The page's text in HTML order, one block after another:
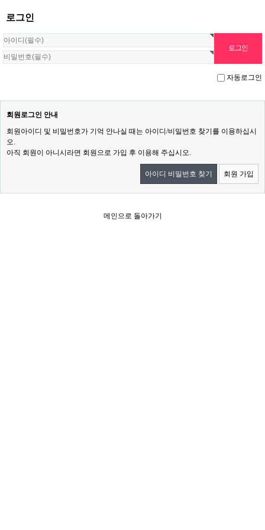
로그인
자동로그인
회원로그인 안내
회원아이디 및 비밀번호가 기억 안나실 때는 아이디/비밀번호 찾기를 이용하십시
오.
아직 회원이 아니시라면 회원으로 가입 후 이용해 주십시오.
아이디 비밀번호 찾기 회원 가입
메인으로 돌아가기